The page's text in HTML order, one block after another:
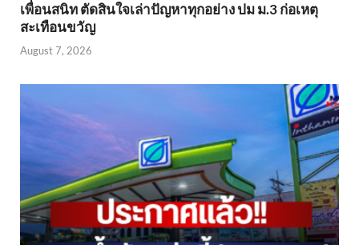
เพื่อนสนิท ตัดสินใจเล่าปัญหาทุกอย่าง ปม ม.3 ก่อเหตุ
สะเทือนขวัญ
August 7, 2026